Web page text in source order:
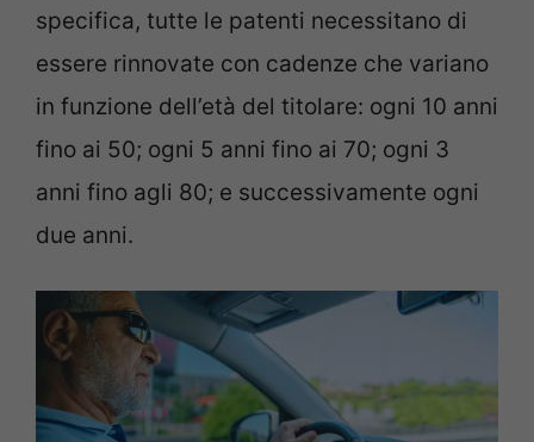
specifica, tutte le patenti necessitano di
essere rinnovate con cadenze che variano
in funzione dell’età del titolare: ogni 10 anni
fino ai 50; ogni 5 anni fino ai 70; ogni 3
anni fino agli 80; e successivamente ogni
due anni.